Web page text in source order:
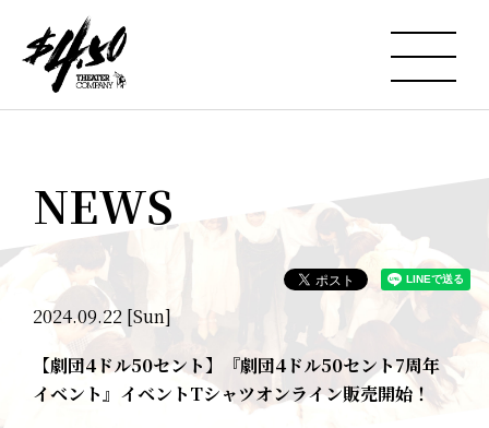
NEWS
2024.09.22 [Sun]
【劇団4ドル50セント】『劇団4ドル50セント7周年
イベント』イベントTシャツオンライン販売開始！